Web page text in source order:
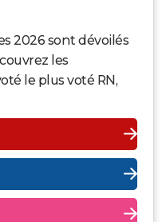
2026 sont dévoilés
les
le plus voté RN,